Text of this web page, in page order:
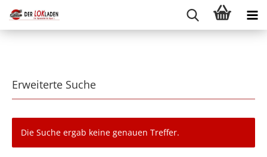
Erweiterte Suche
Die Suche ergab keine genauen Treffer.